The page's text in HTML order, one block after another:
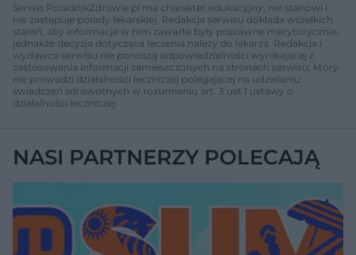
Serwis PoradnikZdrowie.pl ma charakter edukacyjny, nie stanowi i
nie zastępuje porady lekarskiej. Redakcja serwisu dokłada wszelkich
starań, aby informacje w nim zawarte były poprawne merytorycznie,
jednakże decyzja dotycząca leczenia należy do lekarza. Redakcja i
wydawca serwisu nie ponoszą odpowiedzialności wynikającej z
zastosowania informacji zamieszczonych na stronach serwisu, który
nie prowadzi działalności leczniczej polegającej na udzielaniu
świadczeń zdrowotnych w rozumieniu art. 3 ust 1 ustawy o
działalności leczniczej.
NASI PARTNERZY POLECAJĄ